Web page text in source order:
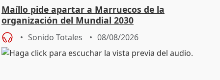
Maíllo pide apartar a Marruecos de la
organización del Mundial 2030
Sonido Totales 08/08/2026